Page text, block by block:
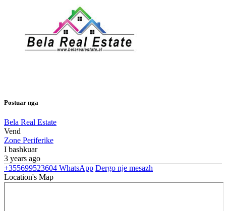
Postuar nga
Bela Real Estate
Vend
Zone Periferike
I bashkuar
3 years ago
+355699523604 WhatsApp Dergo nje mesazh
Location's Map